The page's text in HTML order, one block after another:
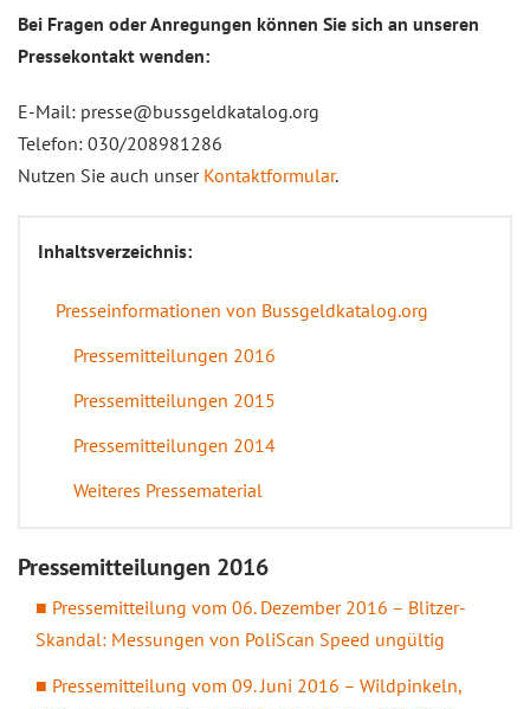
Bei Fragen oder Anregungen können Sie sich an unseren
Pressekontakt wenden:
E-Mail: presse@bussgeldkatalog.org
Telefon: 030/208981286
Nutzen Sie auch unser Kontaktformular.
Inhaltsverzeichnis:
Presseinformationen von Bussgeldkatalog.org
Pressemitteilungen 2016
Pressemitteilungen 2015
Pressemitteilungen 2014
Weiteres Pressematerial
Pressemitteilungen 2016
Pressemitteilung vom 06. Dezember 2016 – Blitzer-
Skandal: Messungen von PoliScan Speed ungültig
Pressemitteilung vom 09. Juni 2016 – Wildpinkeln,